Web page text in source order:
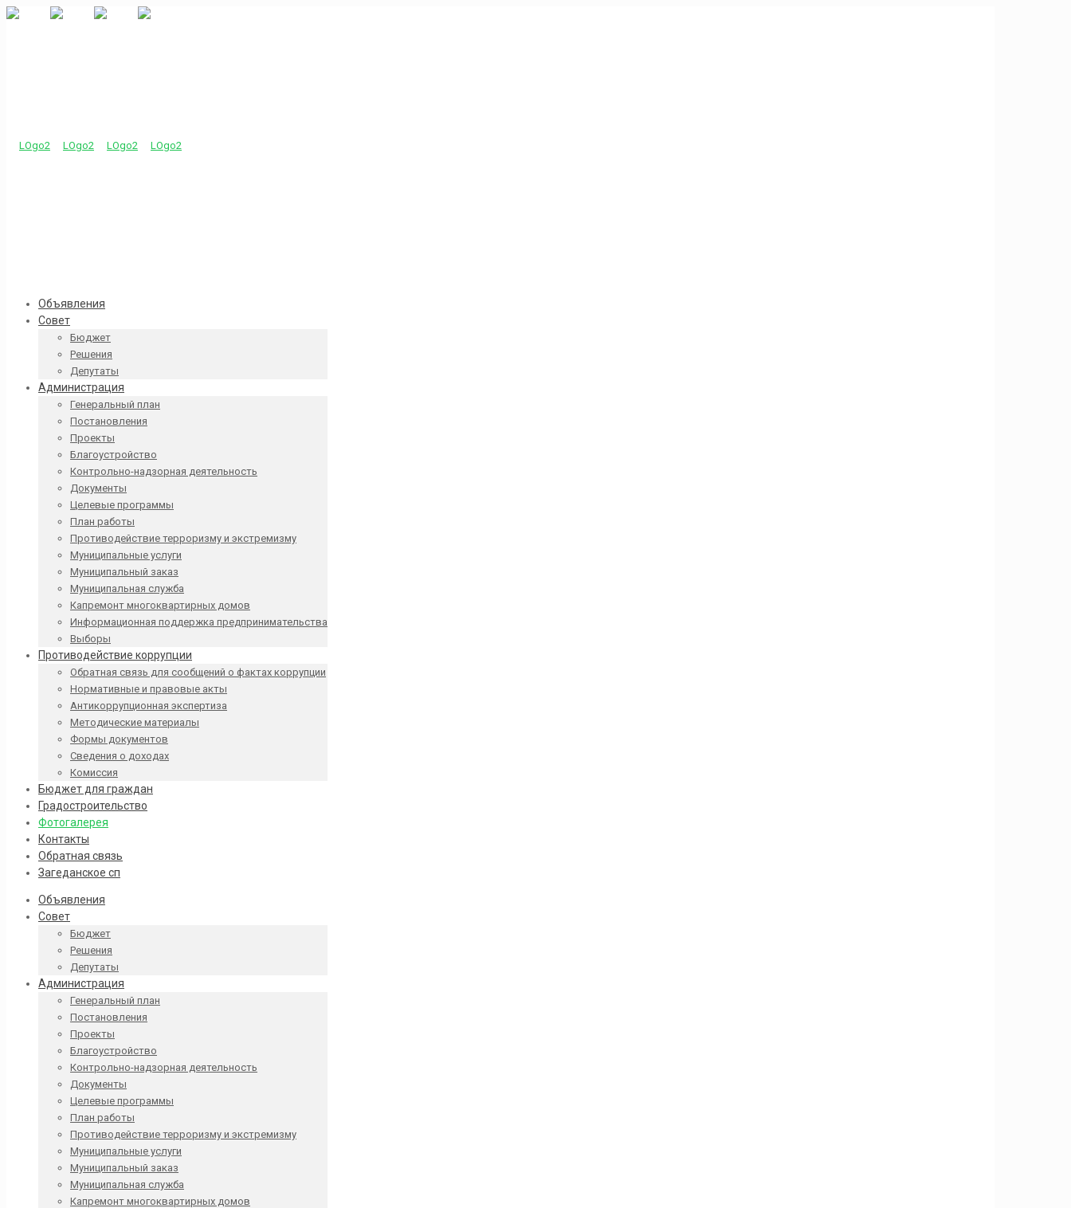
Объявления
Совет
Бюджет
Решения
Депутаты
Администрация
Генеральный план
Постановления
Проекты
Благоустройство
Контрольно-надзорная деятельность
Документы
Целевые программы
План работы
Противодействие терроризму и экстремизму
Муниципальные услуги
Муниципальный заказ
Муниципальная служба
Капремонт многоквартирных домов
Информационная поддержка предпринимательства
Выборы
Противодействие коррупции
Обратная связь для сообщений о фактах коррупции
Нормативные и правовые акты
Антикоррупционная экспертиза
Методические материалы
Формы документов
Сведения о доходах
Комиссия
Бюджет для граждан
Градостроительство
Фотогалерея
Контакты
Обратная связь
Загеданское сп
Объявления
Совет
Бюджет
Решения
Депутаты
Администрация
Генеральный план
Постановления
Проекты
Благоустройство
Контрольно-надзорная деятельность
Документы
Целевые программы
План работы
Противодействие терроризму и экстремизму
Муниципальные услуги
Муниципальный заказ
Муниципальная служба
Капремонт многоквартирных домов